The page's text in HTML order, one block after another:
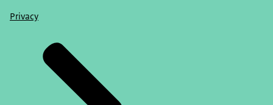
Privacy